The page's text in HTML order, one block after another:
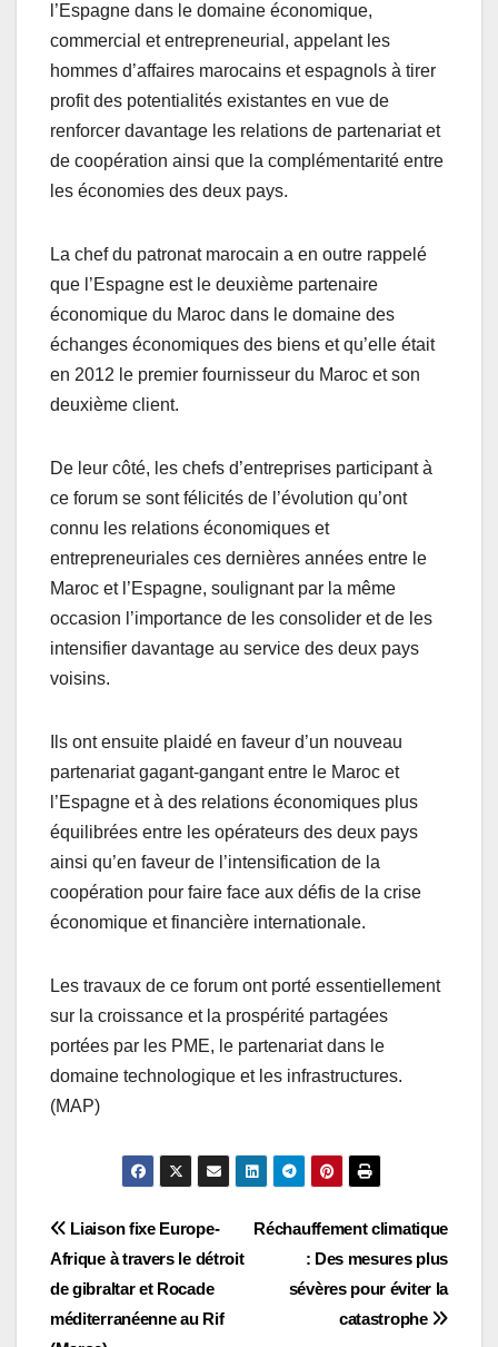
l’Espagne dans le domaine économique,
commercial et entrepreneurial, appelant les
hommes d’affaires marocains et espagnols à tirer
profit des potentialités existantes en vue de
renforcer davantage les relations de partenariat et
de coopération ainsi que la complémentarité entre
les économies des deux pays.
La chef du patronat marocain a en outre rappelé
que l’Espagne est le deuxième partenaire
économique du Maroc dans le domaine des
échanges économiques des biens et qu’elle était
en 2012 le premier fournisseur du Maroc et son
deuxième client.
De leur côté, les chefs d’entreprises participant à
ce forum se sont félicités de l’évolution qu’ont
connu les relations économiques et
entrepreneuriales ces dernières années entre le
Maroc et l’Espagne, soulignant par la même
occasion l’importance de les consolider et de les
intensifier davantage au service des deux pays
voisins.
Ils ont ensuite plaidé en faveur d’un nouveau
partenariat gagant-gangant entre le Maroc et
l’Espagne et à des relations économiques plus
équilibrées entre les opérateurs des deux pays
ainsi qu’en faveur de l’intensification de la
coopération pour faire face aux défis de la crise
économique et financière internationale.
Les travaux de ce forum ont porté essentiellement
sur la croissance et la prospérité partagées
portées par les PME, le partenariat dans le
domaine technologique et les infrastructures.
(MAP)
Navigation
de
l’article
Réchauffement climatique
: Des mesures plus
sévères pour éviter la
catastrophe
Liaison fixe Europe-
Afrique à travers le détroit
de gibraltar et Rocade
méditerranéenne au Rif